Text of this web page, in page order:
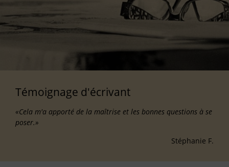
Témoignage d'écrivant
«Cela m'a apporté de la maîtrise et les bonnes questions à se
poser.»
Stéphanie F.